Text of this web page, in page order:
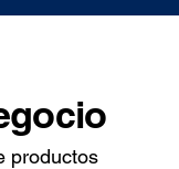
productos